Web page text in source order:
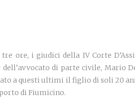
ore, i giudici della IV Corte
di parte civile, Mario
a questi ultimi il figlio di soli 20
di Fiumicino.